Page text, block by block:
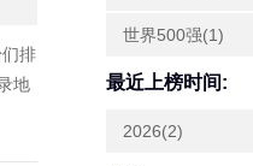
排
地
世界500强(1)
最近上榜时间:
2026(2)